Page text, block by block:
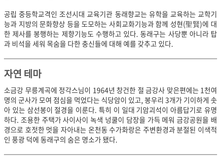
공립 중등학교격인 조선시대 교육기관 동래향교는 유학을 교육하는 교학기
능과 지방의 문화향상 등을 도모하는 사회교화기능과 함께 성현(聖賢)에 대
한 제사를 봉행하는 제향기능도 수행하고 있다. 동래구는 사당뿐 아니라 탑
과 비석을 세워 목숨을 다한 충신들에 대해 예를 갖추고 있다.
자연 테마
소금강 무릉계곡에 정각스님이 1964년 창건한 절 금강사 맞은편에는 1천여
명의 군사가 모여 점심을 먹었다는 식당암이 있고, 봉우리 3개가 기이하게 솟
아 있는 삼선봉이 절경을 이룬다. 특히 이 일대 기암괴석이 아름답기로 유명
하다. 조용한 주택가 사이사이 녹색 넝쿨이 담장을 가득 메워 금강공원을 배
경으로 호젓한 멋을 자아내는 온천동 수가화랑은 주변환경과 분절된 이색적
인 풍광 덕에 동래구의 숨은 명소가 됐다.